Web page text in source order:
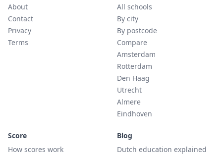
About
Contact
Privacy
Terms
All schools
By city
By postcode
Compare
Amsterdam
Rotterdam
Den Haag
Utrecht
Almere
Eindhoven
Score
How scores work
Blog
Dutch education explained